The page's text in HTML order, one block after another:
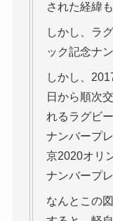
された経緯
しかし、ラ
ック記念ナ
しかし、
日から順次
れるラグビ
ナンバープ
京2020オリ
ナンバープ
なんとこの